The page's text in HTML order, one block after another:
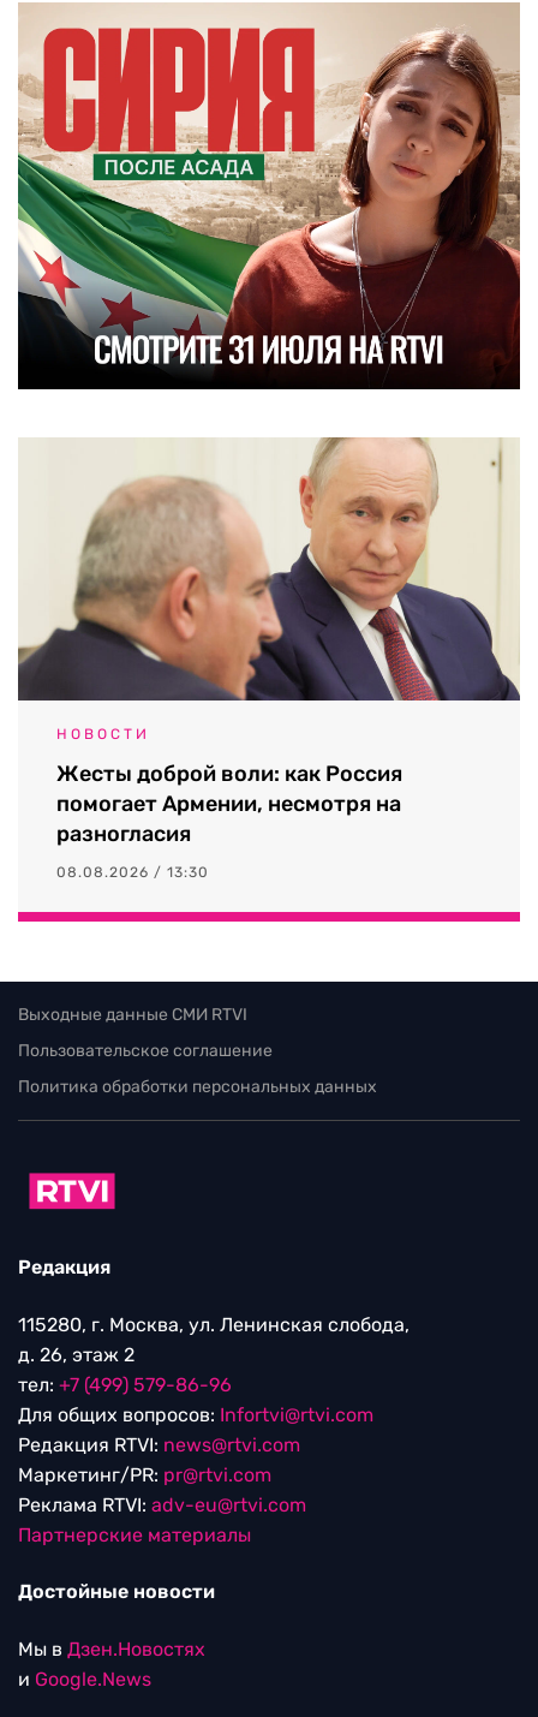
НОВОСТИ
Жесты доброй воли: как Россия
помогает Армении, несмотря на
разногласия
08.08.2026 / 13:30
Выходные данные СМИ RTVI
Пользовательское соглашение
Политика обработки персональных данных
Редакция
115280, г. Москва, ул. Ленинская слобода,
д. 26, этаж 2
тел: +7 (499) 579-86-96
Для общих вопросов: Infortvi@rtvi.com
Редакция RTVI: news@rtvi.com
Маркетинг/PR: pr@rtvi.com
Реклама RTVI: adv-eu@rtvi.com
Партнерские материалы
Достойные новости
Мы в Дзен.Новостях
и Google.News